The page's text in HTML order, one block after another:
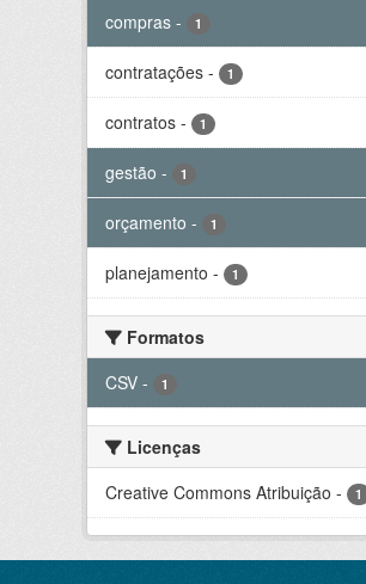
compras - 1
contratações - 1
contratos - 1
gestão - 1
orçamento - 1
planejamento - 1
Formatos
CSV - 1
Licenças
Creative Commons Atribuição - 1